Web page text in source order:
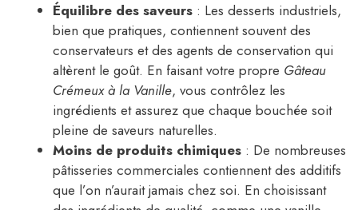
Équilibre des saveurs : Les desserts industriels,
bien que pratiques, contiennent souvent des
conservateurs et des agents de conservation qui
altèrent le goût. En faisant votre propre Gâteau
Crémeux à la Vanille, vous contrôlez les
ingrédients et assurez que chaque bouchée soit
pleine de saveurs naturelles.
Moins de produits chimiques : De nombreuses
pâtisseries commerciales contiennent des additifs
que l’on n’aurait jamais chez soi. En choisissant